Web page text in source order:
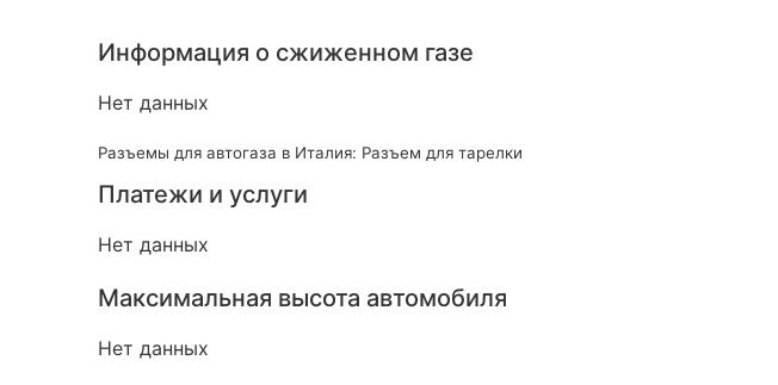
Информация о сжиженном газе
Нет данных
Разъемы для автогаза в Италия: Разъем для тарелки
Платежи и услуги
Нет данных
Максимальная высота автомобиля
Нет данных